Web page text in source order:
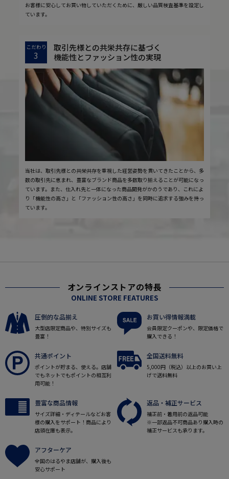
お客様に安心してお買い物していただくために、厳しい品質検査基準を設定し
ています。
こだわり
3
取引先様との共栄共存に基づく
機能性とファッション性の実現
当社は、取引先様との共栄共存を重視した経営姿勢を貫いてきたことから、多
数の取引先に恵まれ、豊富なブランド商品を多数取り揃えることが可能になっ
ています。また、仕入れ先と一体になった商品開発がかのうであり、これによ
り「機能性の高さ」と「ファッション性の高さ」を同時に追求する強みを持っ
ています。
オンラインストアの特長
ONLINE STORE FEATURES
圧倒的な品揃え
大型店限定商品や、特別サイズも
豊富！
お買い得情報満載
会員限定クーポンや、限定価格で
購入できる！
共通ポイント
ポイントが貯まる、使える。店舗
でもネットでもポイントの相互利
用可能！
全国送料無料
5,000円（税込）以上のお買い上
げで送料無料
豊富な商品情報
サイズ詳細・ディテールなどお客
様の購入をサポート！商品により
店頭在庫も表示。
返品・補正サービス
補正前・着用前の返品可能
※一部返品不可商品あり購入時の
補正サービスも承ります。
アフターケア
全国のはるやま店舗が、購入後も
安心サポート